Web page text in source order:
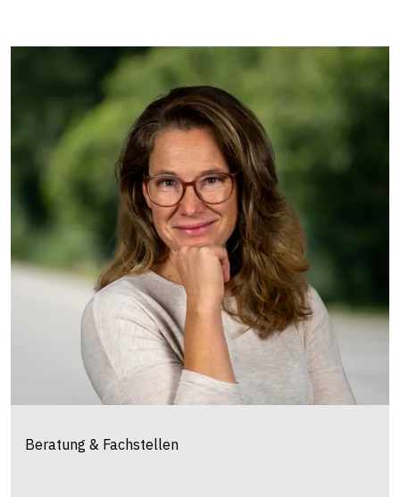
Beratung & Fachstellen